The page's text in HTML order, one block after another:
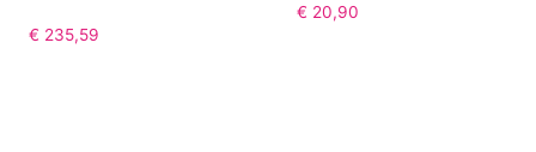
€ 235,59
€ 20,90